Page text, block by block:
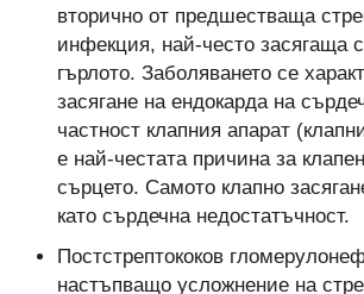
вторично от предшестваща
инфекция, най-често засягаща
гърлото. Заболяването се
засягане на ендокарда на
частност клапния апарат
е най-честата причина за
сърцето. Самото клапно
като сърдечна недостатъчност.
Постстрептококов
настъпващо усложнение на